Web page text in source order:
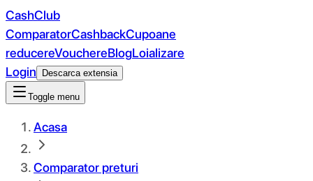
CashClub
ComparatorCashbackCupoane
reducereVouchereBlogLoializare
Login
Descarca extensia
Toggle menu
Acasa
Comparator preturi